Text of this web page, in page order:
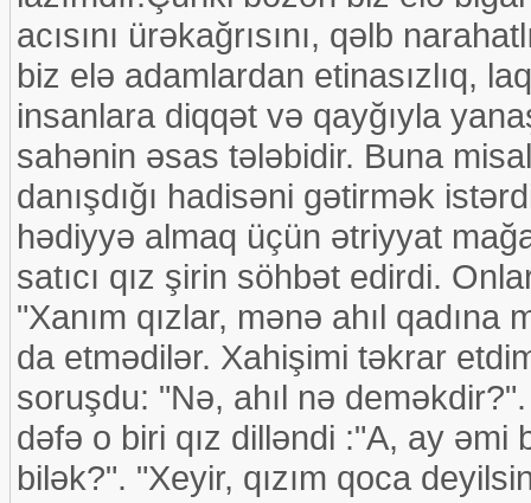
acısını ürəkağrısını, qəlb
biz elə adamlardan etinasızlıq,
insanlara diqqət və qayğıyla
sahənin əsas tələbidir. Buna
danışdığı hadisəni gətirmək
hədiyyə almaq üçün ətriyyat
satıcı qız şirin söhbət edirdi.
"Xanım qızlar, mənə ahıl
da etmədilər. Xahişimi təkrar
soruşdu: "Nə, ahıl nə
dəfə o biri qız dilləndi :"A, ay əmi
bilək?". "Xeyir, qızım qoca